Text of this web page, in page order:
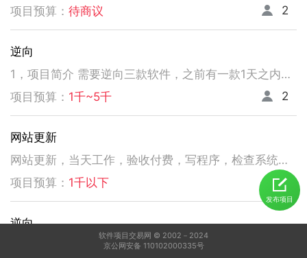
项目预算： 待商议 2
逆向
1，项目简介 需要逆向三款软件，之前有一款1天之内有人已经逆向出来，交付给我了。 2，功能需求 逆向出来后，不做任何功能改变，做加密授权就可以了三、人员要求 3，人员要求 精通逆向，做事速度快。不拖延项目进度，能保持实时交流，按时交付。 平台功能可正常使用，无明显bug。 提供项目源码
项目预算： 1千~5千 2
网站更新
网站更新，当天工作，验收付费，写程序，检查系统，更新资料库，按发现问题及时处理，写新的广州话A l软件
项目预算： 1千以下 5
逆向
发布项目
软件项目交易网 © 2002－2024
京公网安备 110102000335号